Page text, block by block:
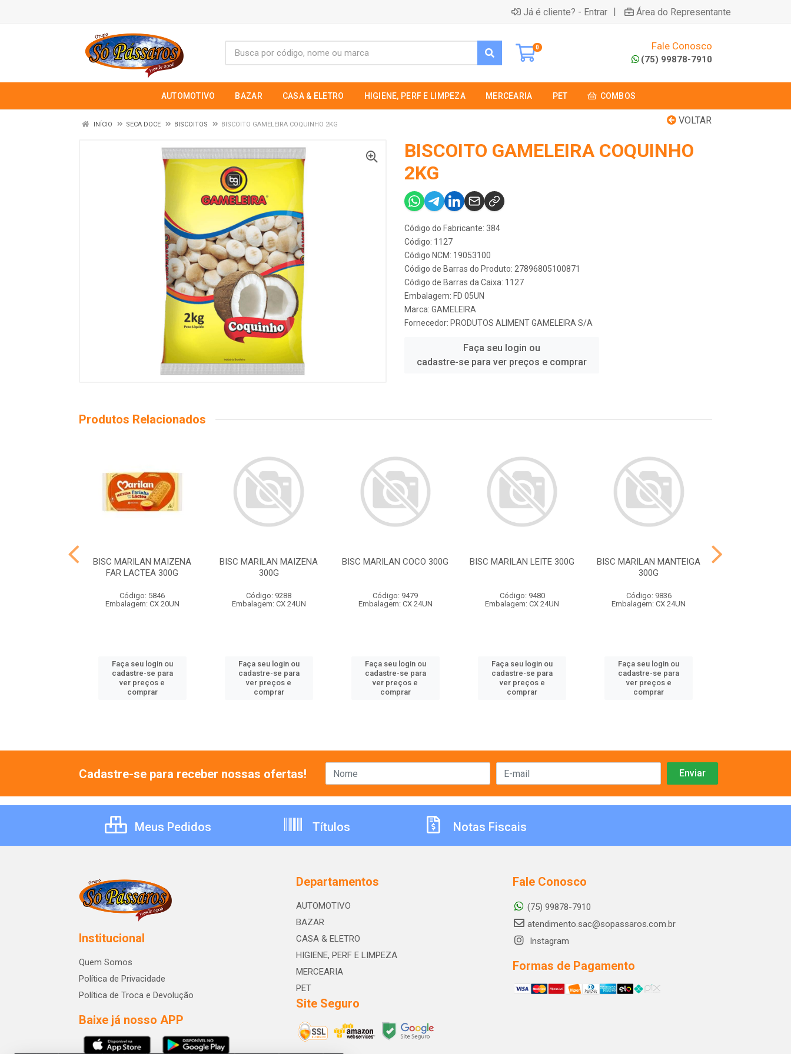
Já é cliente? - Entrar | Área do Representante
0 Fale Conosco
(75) 99878-7910
AUTOMOTIVO BAZAR CASA & ELETRO HIGIENE, PERF E LIMPEZA MERCEARIA PET COMBOS
VOLTAR
INÍCIO SECA DOCE BISCOITOS BISCOITO GAMELEIRA COQUINHO 2KG
BISCOITO GAMELEIRA COQUINHO
2KG
Código do Fabricante: 384
Código: 1127
Código NCM: 19053100
Código de Barras do Produto: 27896805100871
Código de Barras da Caixa: 1127
Embalagem: FD 05UN
Marca: GAMELEIRA
Fornecedor: PRODUTOS ALIMENT GAMELEIRA S/A
Faça seu login ou
cadastre-se para ver preços e comprar
Produtos Relacionados
BISC MARILAN MAIZENA
FAR LACTEA 300G
Código: 5846
Embalagem: CX 20UN
Faça seu login ou
cadastre-se para
ver preços e
comprar
BISC MARILAN MAIZENA
300G
Código: 9288
Embalagem: CX 24UN
Faça seu login ou
cadastre-se para
ver preços e
comprar
BISC MARILAN COCO 300G
Código: 9479
Embalagem: CX 24UN
Faça seu login ou
cadastre-se para
ver preços e
comprar
BISC MARILAN LEITE 300G
Código: 9480
Embalagem: CX 24UN
Faça seu login ou
cadastre-se para
ver preços e
comprar
BISC MARILAN MANTEIGA
300G
Código: 9836
Embalagem: CX 24UN
Faça seu login ou
cadastre-se para
ver preços e
comprar
Cadastre-se para receber nossas ofertas!
Meus Pedidos Títulos Notas Fiscais
Institucional
Quem Somos
Política de Privacidade
Política de Troca e Devolução
Baixe já nosso APP
Departamentos
AUTOMOTIVO
BAZAR
CASA & ELETRO
HIGIENE, PERF E LIMPEZA
MERCEARIA
PET
Site Seguro
Fale Conosco
(75) 99878-7910
atendimento.sac@sopassaros.com.br
Instagram
Formas de Pagamento